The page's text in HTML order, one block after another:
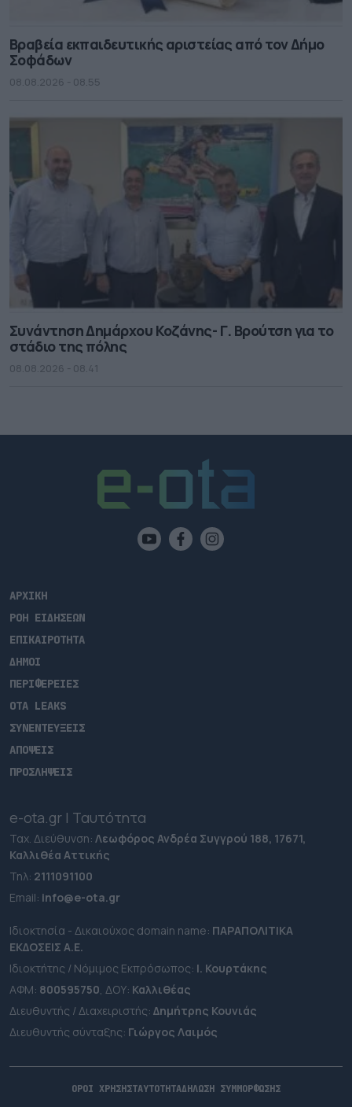
Βραβεία εκπαιδευτικής αριστείας από τον Δήμο
Σοφάδων
08.08.2026 - 08.55
Συνάντηση Δημάρχου Κοζάνης- Γ. Βρούτση για το
στάδιο της πόλης
08.08.2026 - 08.41
ΑΡΧΙΚΗ
ΡΟΗ ΕΙΔΗΣΕΩΝ
ΕΠΙΚΑΙΡΟΤΗΤΑ
ΔΗΜΟΙ
ΠΕΡΙΦΕΡΕΙΕΣ
OTA LEAKS
ΣΥΝΕΝΤΕΥΞΕΙΣ
ΑΠΟΨΕΙΣ
ΠΡΟΣΛΗΨΕΙΣ
e-ota.gr | Ταυτότητα
Ταχ. Διεύθυνση: Λεωφόρος Ανδρέα Συγγρού 188, 17671,
Καλλιθέα Αττικής
Τηλ: 2111091100
Εmail: info@e-ota.gr
Ιδιοκτησία - Δικαιούχος domain name: ΠΑΡΑΠΟΛΙΤΙΚΑ
ΕΚΔΟΣΕΙΣ A.E.
Ιδιοκτήτης / Νόμιμος Εκπρόσωπος: Ι. Κουρτάκης
ΑΦΜ: 800595750, ΔΟΥ: Καλλιθέας
Διευθυντής / Διαχειριστής: Δημήτρης Κουνιάς
Διευθυντής σύνταξης: Γιώργος Λαιμός
ΟΡΟΙ ΧΡΗΣΗΣΤΑΥΤΟΤΗΤΑΔΗΛΩΣΗ ΣΥΜΜΟΡΦΩΣΗΣ